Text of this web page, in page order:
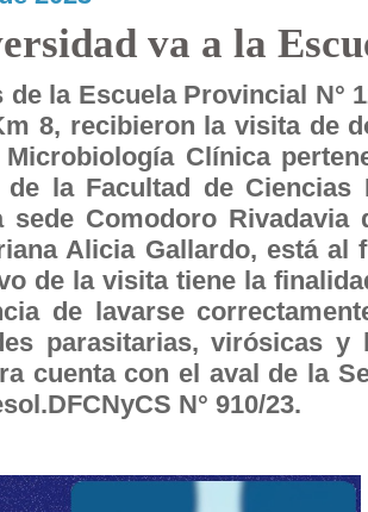
va a la
de la Escuela Provincial N°
8, recibieron la visita de
Clínica
de la Facultad de
sede Comodoro Rivadavia
Alicia Gallardo, está al
de la visita tiene la
de lavarse
parasitarias, virósicas y
cuenta con el aval de la
N° 910/23.